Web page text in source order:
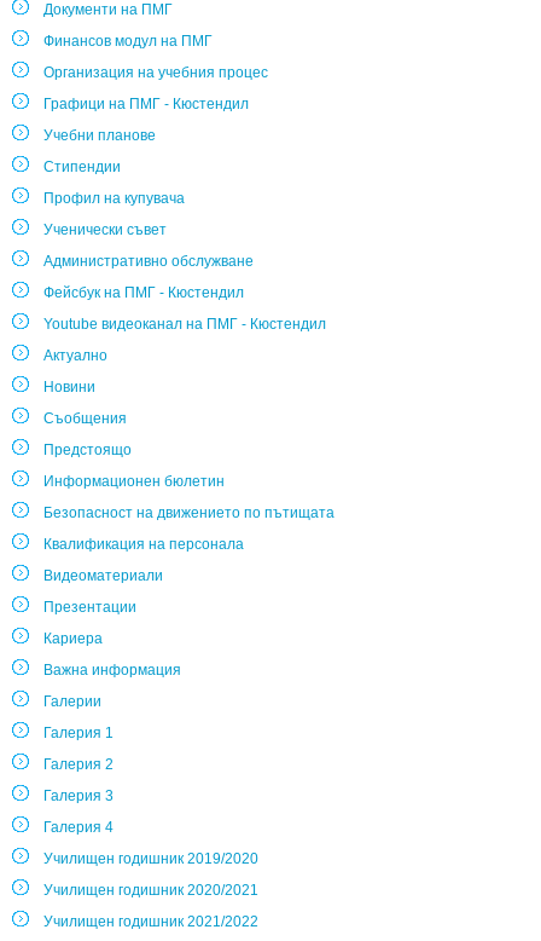
Документи на ПМГ
Финансов модул на ПМГ
Организация на учебния процес
Графици на ПМГ - Кюстендил
Учебни планове
Стипендии
Профил на купувача
Ученически съвет
Административно обслужване
Фейсбук на ПМГ - Кюстендил
Youtube видеоканал на ПМГ - Кюстендил
Актуално
Новини
Съобщения
Предстоящо
Информационен бюлетин
Безопасност на движението по пътищата
Квалификация на персонала
Видеоматериали
Презентации
Кариера
Важна информация
Галерии
Галерия 1
Галерия 2
Галерия 3
Галерия 4
Училищен годишник 2019/2020
Училищен годишник 2020/2021
Училищен годишник 2021/2022